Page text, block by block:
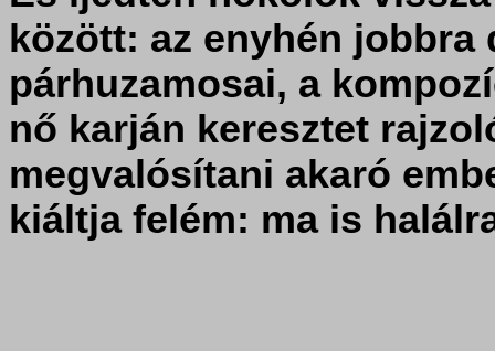
között: az enyhén jobbra
párhuzamosai, a
nő karján keresztet
megvalósítani akaró
kiáltja felém: ma is